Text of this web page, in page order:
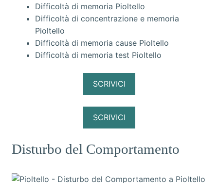
Difficoltà di memoria Pioltello
Difficoltà di concentrazione e memoria
Pioltello
Difficoltà di memoria cause Pioltello
Difficoltà di memoria test Pioltello
SCRIVICI
SCRIVICI
Disturbo del Comportamento